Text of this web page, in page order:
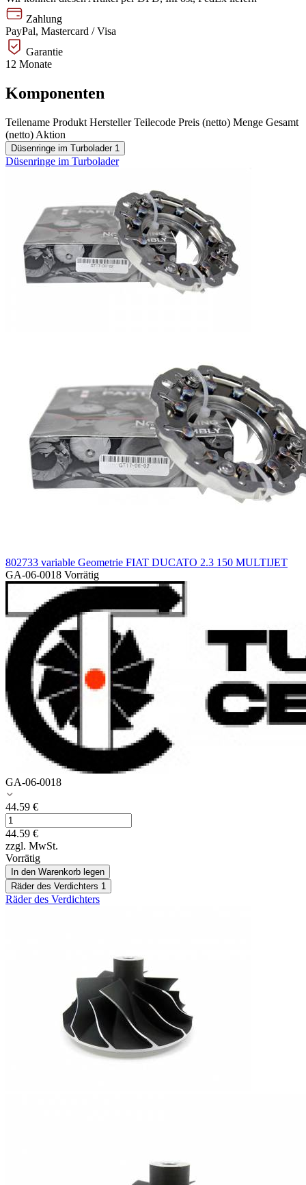
Zahlung
PayPal, Mastercard / Visa
Garantie
12 Monate
Komponenten
Teilename Produkt Hersteller Teilecode Preis (netto) Menge Gesamt
(netto) Aktion
Düsenringe im Turbolader 1
Düsenringe im Turbolader
802733 variable Geometrie FIAT DUCATO 2.3 150 MULTIJET
GA-06-0018 Vorrätig
GA-06-0018
44.59 €
44.59 €
zzgl. MwSt.
Vorrätig
In den Warenkorb legen
Räder des Verdichters 1
Räder des Verdichters